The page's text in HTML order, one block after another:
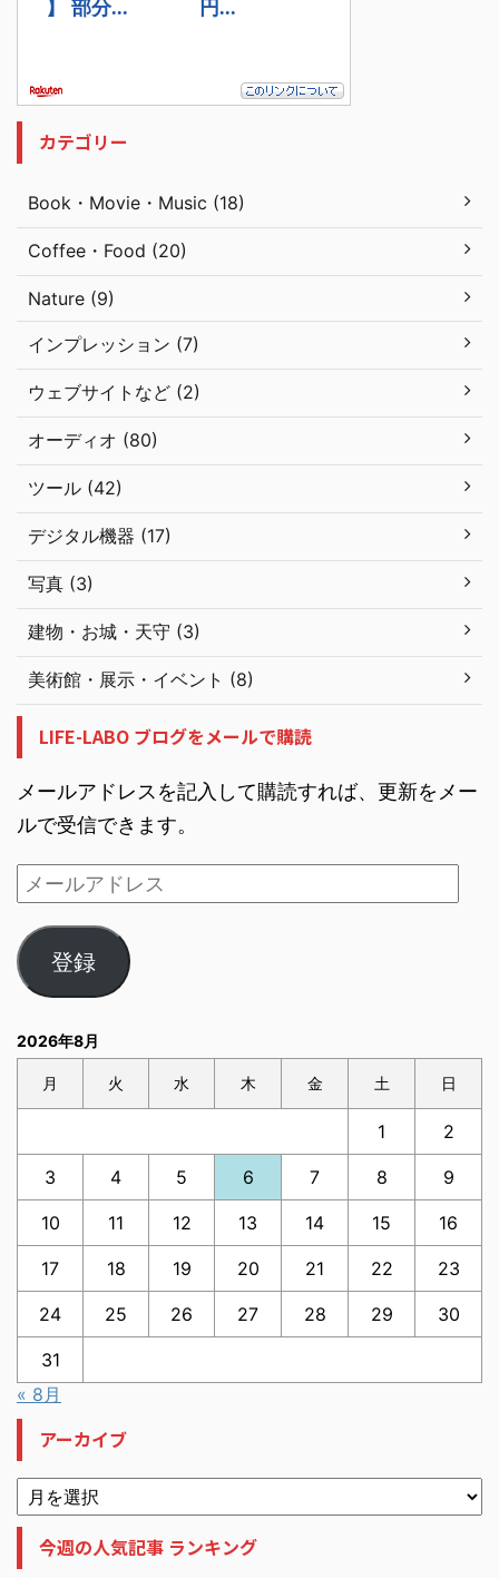
カテゴリー
Book・Movie・Music (18)
Coffee・Food (20)
Nature (9)
インプレッション (7)
ウェブサイトなど (2)
オーディオ (80)
ツール (42)
デジタル機器 (17)
写真 (3)
建物・お城・天守 (3)
美術館・展示・イベント (8)
LIFE-LABO ブログをメールで購読
メールアドレスを記入して購読すれば、更新をメー
ルで受信できます。
登録
2026年8月
月 火 水 木 金 土 日
1 2
3 4 5 6 7 8 9
10 11 12 13 14 15 16
17 18 19 20 21 22 23
24 25 26 27 28 29 30
31
« 8月
アーカイブ
今週の人気記事 ランキング